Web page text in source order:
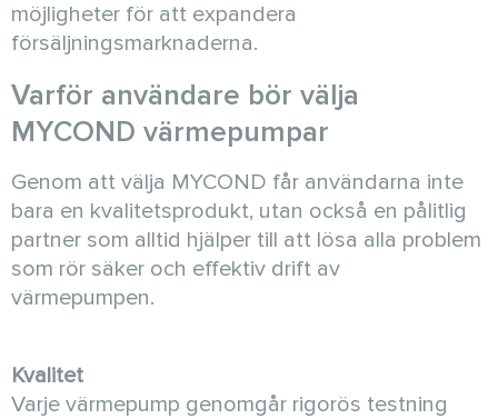
möjligheter för att expandera
försäljningsmarknaderna.
Varför användare bör välja
MYCOND värmepumpar
Genom att välja MYCOND får användarna inte
bara en kvalitetsprodukt, utan också en pålitlig
partner som alltid hjälper till att lösa alla problem
som rör säker och effektiv drift av
värmepumpen.
Kvalitet
Varje värmepump genomgår rigorös testning